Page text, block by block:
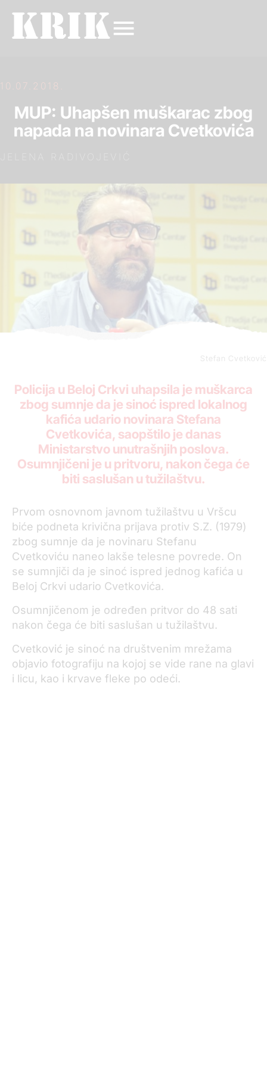
10.07.2018.
MUP: Uhapšen muškarac zbog
napada na novinara Cvetkovića
Stefan Cvetković
Policija u Beloj Crkvi uhapsila je muškarca
zbog sumnje da je sinoć ispred lokalnog
kafića udario novinara Stefana
Cvetkovića, saopštilo je danas
Ministarstvo unutrašnjih poslova.
Osumnjičeni je u pritvoru, nakon čega će
biti saslušan u tužilaštvu.
Prvom osnovnom javnom tužilaštvu u Vršcu
biće podneta krivična prijava protiv S.Z. (1979)
zbog sumnje da je novinaru Stefanu
Cvetkoviću naneo lakše telesne povrede. On
se sumnjiči da je sinoć ispred jednog kafića u
Beloj Crkvi udario Cvetkovića.
Osumnjičenom je određen pritvor do 48 sati
nakon čega će biti saslušan u tužilaštvu.
Cvetković je sinoć na društvenim mrežama
objavio fotografiju na kojoj se vide rane na glavi
i licu, kao i krvave fleke po odeći.